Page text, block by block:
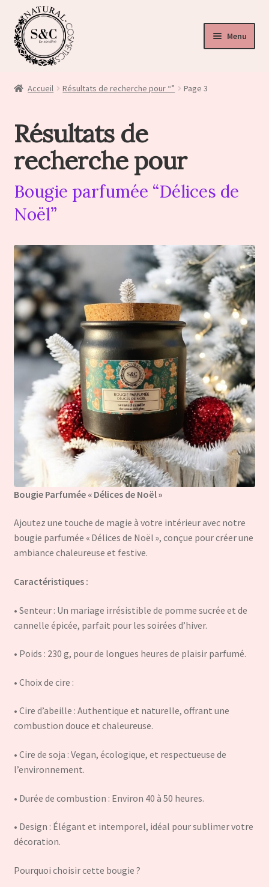
Menu
Accueil Résultats de recherche pour “” Page 3
Résultats de
recherche pour
Bougie parfumée “Délices de
Noël”
Bougie Parfumée « Délices de Noël »
Ajoutez une touche de magie à votre intérieur avec notre
bougie parfumée « Délices de Noël », conçue pour créer une
ambiance chaleureuse et festive.
Caractéristiques :
• Senteur : Un mariage irrésistible de pomme sucrée et de
cannelle épicée, parfait pour les soirées d’hiver.
• Poids : 230 g, pour de longues heures de plaisir parfumé.
• Choix de cire :
• Cire d’abeille : Authentique et naturelle, offrant une
combustion douce et chaleureuse.
• Cire de soja : Vegan, écologique, et respectueuse de
l’environnement.
• Durée de combustion : Environ 40 à 50 heures.
• Design : Élégant et intemporel, idéal pour sublimer votre
décoration.
Pourquoi choisir cette bougie ?